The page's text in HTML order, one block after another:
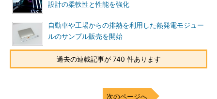
設計の柔軟性と性能を強化
自動車や工場からの排熱を利用した熱発電モジュー
ルのサンプル販売を開始
過去の連載記事が 740 件あります
次のページへ